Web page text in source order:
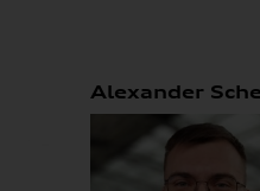
Alexander